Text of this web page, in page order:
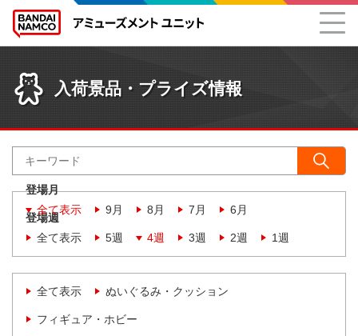
入荷景品・プライズ情報
登場月
全て表示
9月 8月 7月 6月
登場週
全て表示
5週 4週 3週 2週 1週
全て表示 ぬいぐるみ・クッション
フィギュア・ホビー